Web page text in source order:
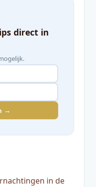
direct in
→
in de